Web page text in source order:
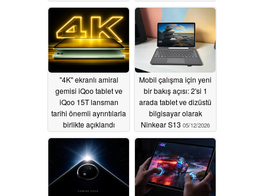
05/14/2026
"4K" ekranlı amiral
gemisi iQoo tablet ve
iQoo 15T lansman
tarihi önemli ayrıntılarla
birlikte açıklandı
05/14/2026
Mobil çalışma için yeni
bir bakış açısı: 2'si 1
arada tablet ve dizüstü
bilgisayar olarak
Ninkear S13 05/12/2026